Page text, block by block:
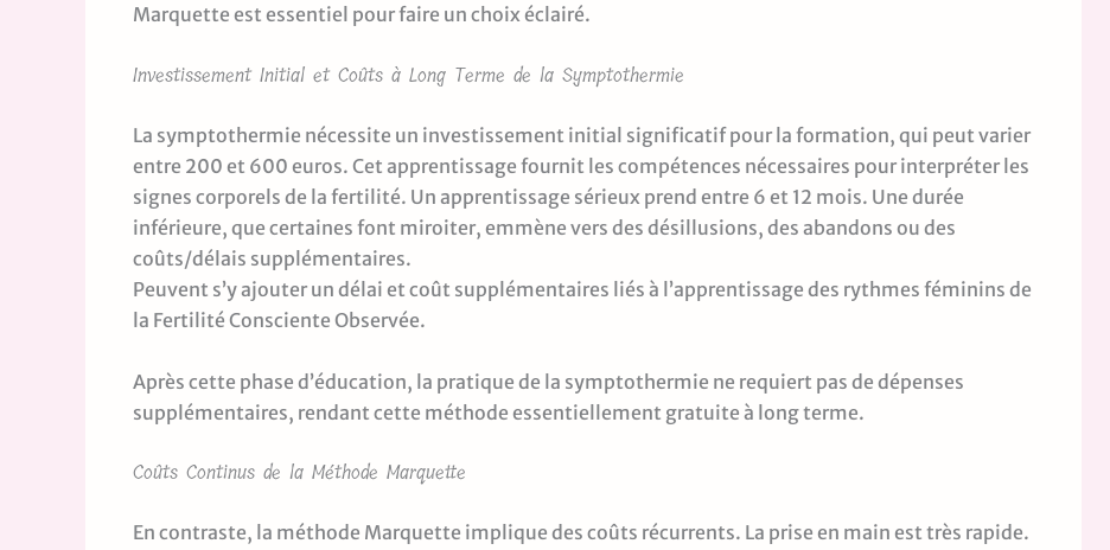
Marquette est essentiel pour faire un choix éclairé.
Investissement Initial et Coûts à Long Terme de la Symptothermie
La symptothermie nécessite un investissement initial significatif pour la formation, qui peut varier
entre 200 et 600 euros. Cet apprentissage fournit les compétences nécessaires pour interpréter les
signes corporels de la fertilité. Un apprentissage sérieux prend entre 6 et 12 mois. Une durée
inférieure, que certaines font miroiter, emmène vers des désillusions, des abandons ou des
coûts/délais supplémentaires.
Peuvent s’y ajouter un délai et coût supplémentaires liés à l’apprentissage des rythmes féminins de
la Fertilité Consciente Observée.
Après cette phase d’éducation, la pratique de la symptothermie ne requiert pas de dépenses
supplémentaires, rendant cette méthode essentiellement gratuite à long terme.
Coûts Continus de la Méthode Marquette
En contraste, la méthode Marquette implique des coûts récurrents. La prise en main est très rapide.